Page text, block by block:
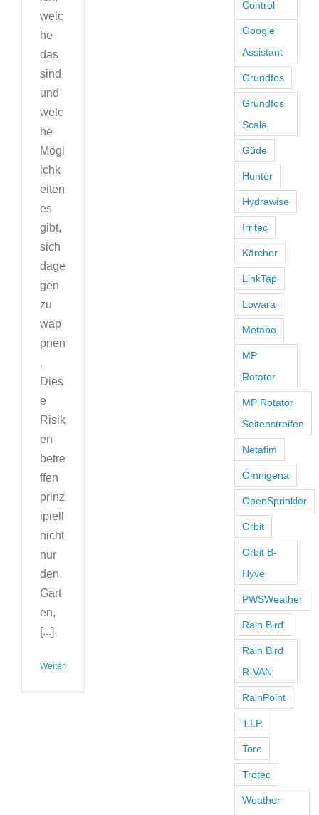
welc
he
das
sind
und
welc
he
Mögl
ichk
eiten
es
gibt,
sich
dage
gen
zu
wap
pnen
.
Dies
e
Risik
en
betre
ffen
prinz
ipiell
nicht
nur
den
Gart
en,
[...]
Weiterlesen
Control
Google
Assistant
Grundfos
Grundfos
Scala
Güde
Hunter
Hydrawise
Irritec
Kärcher
LinkTap
Lowara
Metabo
MP
Rotator
MP Rotator
Seitenstreifen
Netafim
Omnigena
OpenSprinkler
Orbit
Orbit B-
Hyve
PWSWeather
Rain Bird
Rain Bird
R-VAN
RainPoint
T.I.P.
Toro
Trotec
Weather